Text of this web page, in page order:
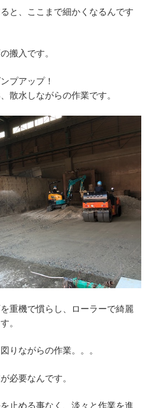
と、ここまで細かくなるんです
搬入です。
プアップ！
散水しながらの作業です。
重機で慣らし、ローラーで綺麗
。
りながらの作業。。。
必要なんです。
止める事なく、淡々と作業を進